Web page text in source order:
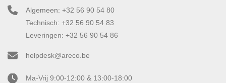
Algemeen: +32 56 90 54 80
Technisch: +32 56 90 54 83
Leveringen: +32 56 90 54 86
helpdesk@areco.be
Ma-Vrij 9:00-12:00 & 13:00-18:00